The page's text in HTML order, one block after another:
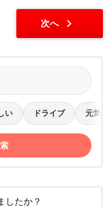
次へ chevron_right
い ドライブ 元気
したか？